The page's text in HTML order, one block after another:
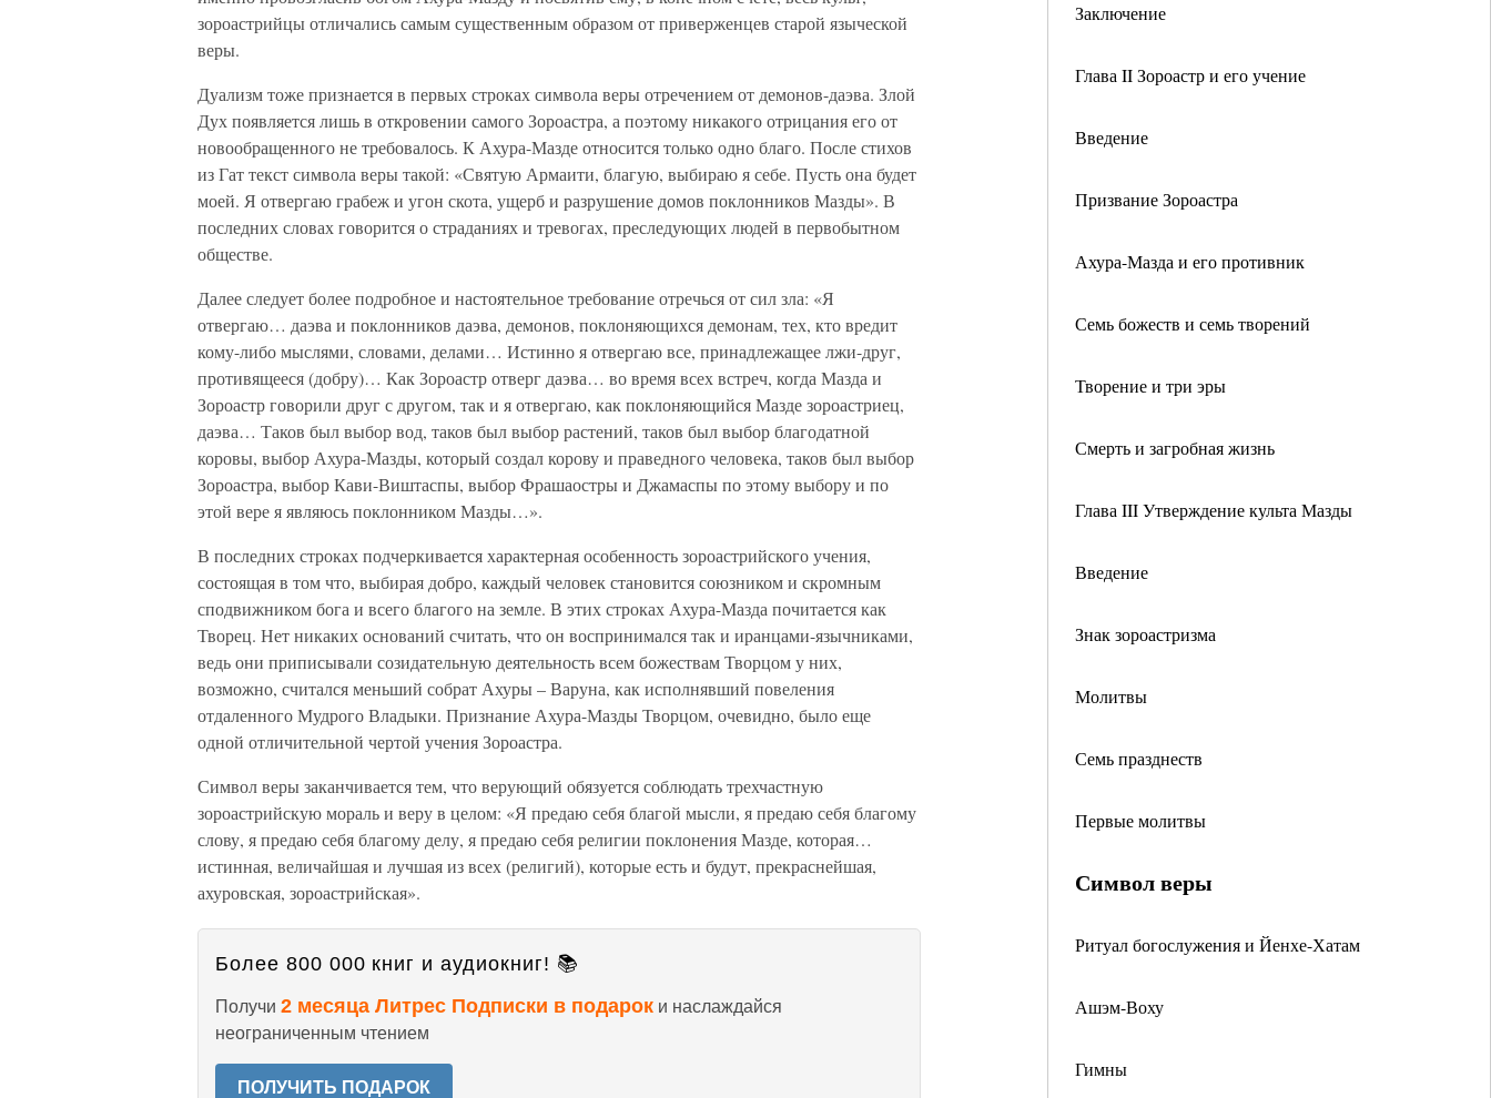
Заключение
Глава II Зороастр и его учение
Введение
Призвание Зороастра
Ахура-Мазда и его противник
Семь божеств и семь творений
Творение и три эры
Смерть и загробная жизнь
Глава III Утверждение культа Мазды
Введение
Знак зороастризма
Молитвы
Семь празднеств
Первые молитвы
Символ веры
Ритуал богослужения и Йенхе-Хатам
Ашэм-Воху
Гимны
зороастрийцы отличались самым существенным образом от приверженцев старой языческой
веры.
Дуализм тоже признается в первых строках символа веры отречением от демонов-даэва. Злой
Дух появляется лишь в откровении самого Зороастра, а поэтому никакого отрицания его от
новообращенного не требовалось. К Ахура-Мазде относится только одно благо. После стихов
из Гат текст символа веры такой: «Святую Армаити, благую, выбираю я себе. Пусть она будет
моей. Я отвергаю грабеж и угон скота, ущерб и разрушение домов поклонников Мазды». В
последних словах говорится о страданиях и тревогах, преследующих людей в первобытном
обществе.
Далее следует более подробное и настоятельное требование отречься от сил зла: «Я
отвергаю… даэва и поклонников даэва, демонов, поклоняющихся демонам, тех, кто вредит
кому-либо мыслями, словами, делами… Истинно я отвергаю все, принадлежащее лжи-друг,
противящееся (добру)… Как Зороастр отверг даэва… во время всех встреч, когда Мазда и
Зороастр говорили друг с другом, так и я отвергаю, как поклоняющийся Мазде зороастриец,
даэва… Таков был выбор вод, таков был выбор растений, таков был выбор благодатной
коровы, выбор Ахура-Мазды, который создал корову и праведного человека, таков был выбор
Зороастра, выбор Кави-Виштаспы, выбор Фрашаостры и Джамаспы по этому выбору и по
этой вере я являюсь поклонником Мазды…».
В последних строках подчеркивается характерная особенность зороастрийского учения,
состоящая в том что, выбирая добро, каждый человек становится союзником и скромным
сподвижником бога и всего благого на земле. В этих строках Ахура-Мазда почитается как
Творец. Нет никаких оснований считать, что он воспринимался так и иранцами-язычниками,
ведь они приписывали созидательную деятельность всем божествам Творцом у них,
возможно, считался меньший собрат Ахуры – Варуна, как исполнявший повеления
отдаленного Мудрого Владыки. Признание Ахура-Мазды Творцом, очевидно, было еще
одной отличительной чертой учения Зороастра.
Символ веры заканчивается тем, что верующий обязуется соблюдать трехчастную
зороастрийскую мораль и веру в целом: «Я предаю себя благой мысли, я предаю себя благому
слову, я предаю себя благому делу, я предаю себя религии поклонения Мазде, которая…
истинная, величайшая и лучшая из всех (религий), которые есть и будут, прекраснейшая,
ахуровская, зороастрийская».
Более 800 000 книг и аудиокниг! 📚
Получи 2 месяца Литрес Подписки в подарок и наслаждайся
неограниченным чтением
ПОЛУЧИТЬ ПОДАРОК